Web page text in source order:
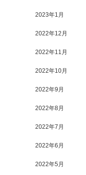
2023年1月
2022年12月
2022年11月
2022年10月
2022年9月
2022年8月
2022年7月
2022年6月
2022年5月